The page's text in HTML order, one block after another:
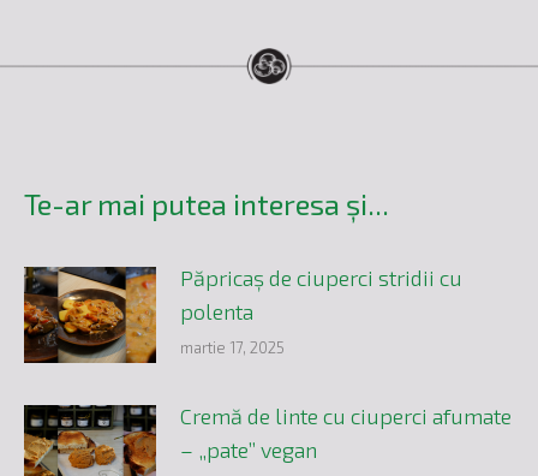
Te-ar mai putea interesa și...
Păpricaș de ciuperci stridii cu
polenta
martie 17, 2025
Cremă de linte cu ciuperci afumate
– „pate” vegan